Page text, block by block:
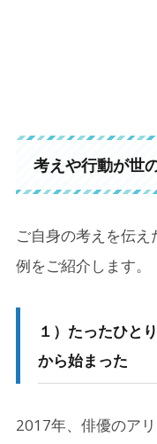
考えや行動が世
ご自身の考えを伝
例をご紹介します。
１）たったひと
から始まった
2017年、俳優のア